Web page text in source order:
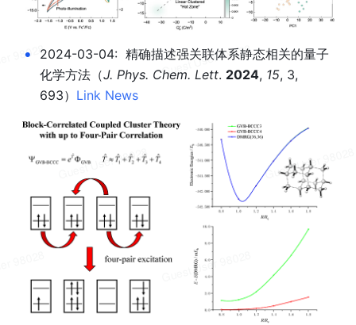
•
2024-03-04:  精确描述强关联体系静态相关的量子
化学方法 （J. Phys. Chem. Lett. 2024, 15, 3,
693） Link News